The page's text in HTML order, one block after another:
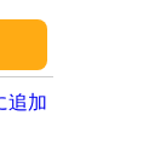
追加